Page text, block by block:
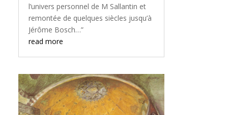
l’univers personnel de M Sallantin et
remontée de quelques siècles jusqu’à
Jérôme Bosch…”
read more